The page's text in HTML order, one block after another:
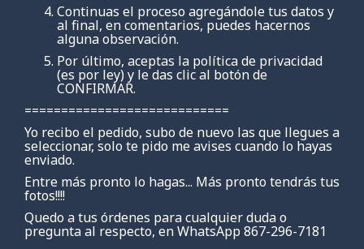
Continuas el proceso agregándole tus datos y
al final, en comentarios, puedes hacernos
alguna observación.
Por último, aceptas la política de privacidad
(es por ley) y le das clic al botón de
CONFIRMAR.
============================
Yo recibo el pedido, subo de nuevo las que llegues a
seleccionar, solo te pido me avises cuando lo hayas
enviado.
Entre más pronto lo hagas... Más pronto tendrás tus
fotos!!!!
Quedo a tus órdenes para cualquier duda o
pregunta al respecto, en WhatsApp 867-296-7181